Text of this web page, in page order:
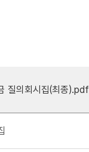
질의회시집(최종).pdf